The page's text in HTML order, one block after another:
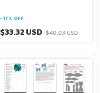
-17% OFF
$33.32 USD $40.03 USD